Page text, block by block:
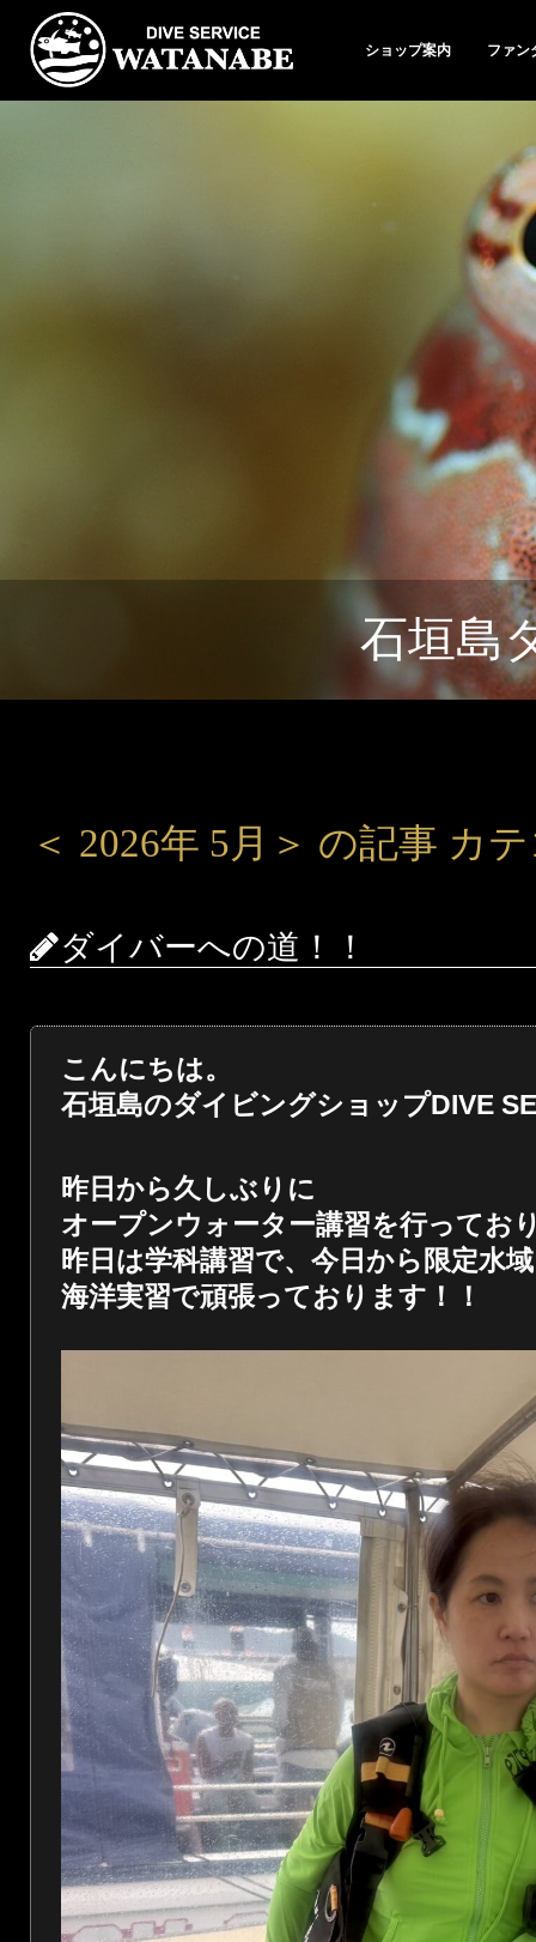
ショップ案内 ファン
石垣島
＜ 2026年 5月＞ の記事 カ
ダイバーへの道！！
こんにちは。
石垣島のダイビングショップDIVE
昨日から久しぶりに
オープンウォーター講習を行ってお
昨日は学科講習で、今日から限定水
海洋実習で頑張っております！！